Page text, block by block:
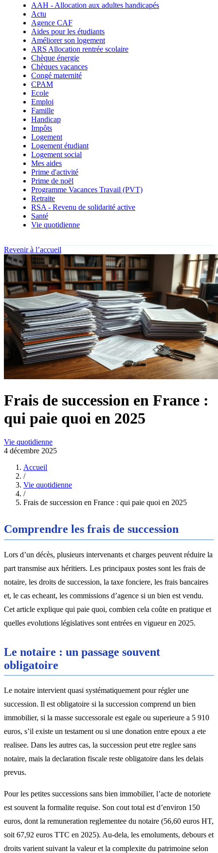
AAH - Allocation aux adultes handicapés
Actu
Agence CAF
Aides pour les étudiants
Améliorer son logement
ARS Allocation rentrée scolaire
Chèque énergie
Chèques vacances
Congé maternité
CPAM
Ecole
Emploi
Famille
Handicap
Impôts
Logement
Logement étudiant
Logement social
Mes aides
Prime d'activité
Prime de noël
Programme Vacances Travail (PVT)
Retraite
RSA - Revenu de solidarité active
Santé
Vie quotidienne
Revenir à l’accueil
Frais de succession en France :
qui paie quoi en 2025
Vie quotidienne
4 décembre 2025
Accueil
/
Vie quotidienne
/
Frais de succession en France : qui paie quoi en 2025
Comprendre les frais de succession
Lors d’un décès, plusieurs intervenants et charges peuvent réduire la
part transmise aux héritiers. Les principaux postes sont les frais de
notaire, les droits de succession, la taxe fonciere, les frais bancaires
et, le cas echeant, les commissions d’agence si un bien est vendu.
Cet article explique qui paie quoi, combien cela coûte en pratique et
quelles evolutions législatives sont entrées en vigueur en 2025.
Le notaire : un passage souvent
obligatoire
Le notaire intervient quasi systématiquement pour régler une
succession. Il est obligatoire si la succession comprend un bien
immobilier, si la masse successorale est egale ou superieure a 5 910
euros, s’il existe un testament ou si une donation entre epoux a ete
realisee. Dans les autres cas, la succession peut etre reglee sans
notaire, mais la declaration fiscale reste obligatoire dans les delais
prevus.
Pour les petites successions sans bien immobilier, l’acte de notoriete
est souvent la formalite requise. Son cout total est d’environ 150
euros, dont la remuneration reglementee du notaire (56,60 euros HT,
soit 67,92 euros TTC en 2025). Au-dela, les emoluments, debours et
droits varient suivant la valeur et la complexite du patrimoine selon